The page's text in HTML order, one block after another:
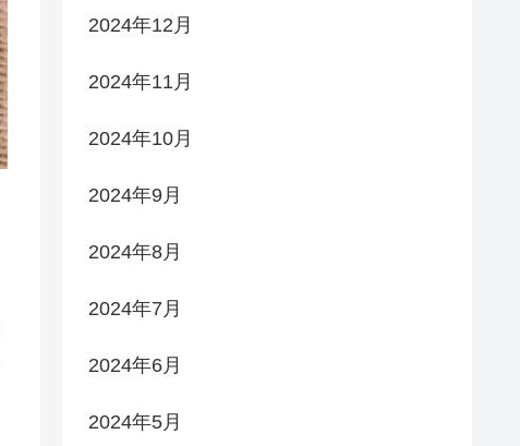
2024年12月
2024年11月
2024年10月
2024年9月
2024年8月
2024年7月
2024年6月
2024年5月